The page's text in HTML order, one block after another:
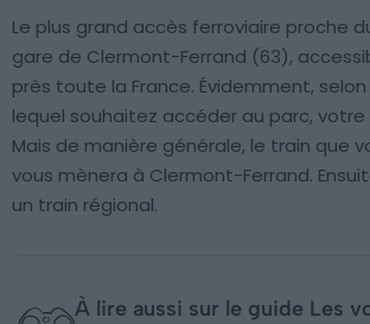
Le plus grand accès ferroviaire proche
gare de Clermont-Ferrand (63),
près toute la France. Évidemment, selon
lequel souhaitez accéder au parc,
Mais de manière générale, le train que
vous mènera à Clermont-Ferrand.
un train régional.
À lire aussi sur le guide Les